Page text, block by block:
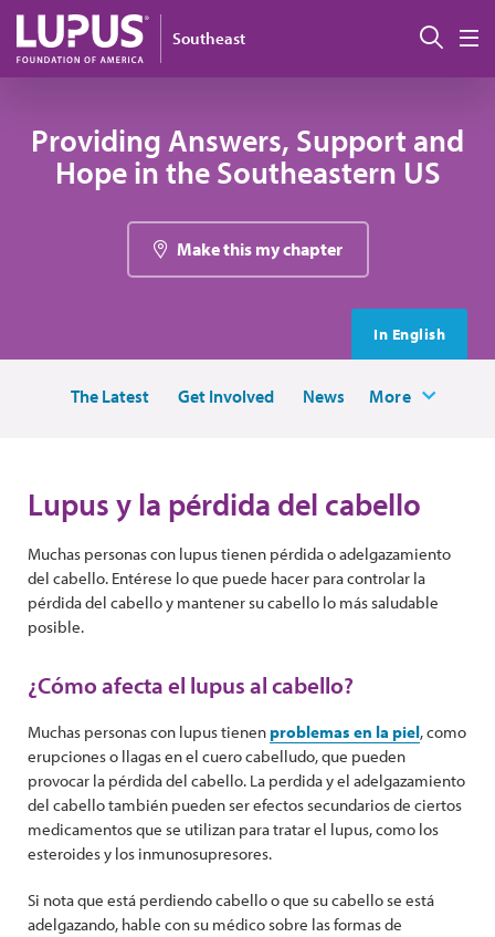
Pasar al contenido principal
Southeast
Providing Answers, Support and
Hope in the Southeastern US
Make this my chapter
In English
The Latest Get Involved News More
Lupus y la pérdida del cabello
Muchas personas con lupus tienen pérdida o adelgazamiento
del cabello. Entérese lo que puede hacer para controlar la
pérdida del cabello y mantener su cabello lo más saludable
posible.
¿Cómo afecta el lupus al cabello?
Muchas personas con lupus tienenproblemas en la piel, como
erupciones o llagas en el cuero cabelludo, que pueden
provocar la pérdida del cabello. La perdida y el adelgazamiento
del cabello también pueden ser efectos secundarios de ciertos
medicamentos que se utilizan para tratar el lupus, como los
esteroides y los inmunosupresores.
Si nota que está perdiendo cabello o que su cabello se está
adelgazando, hable con su médico sobre las formas de